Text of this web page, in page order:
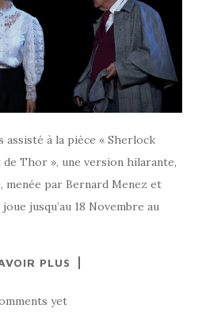
assisté à la pièce « Sherlock
Thor », une version hilarante,
menée par Bernard Menez et
jusqu’au 18 Novembre au
PLUS
yet